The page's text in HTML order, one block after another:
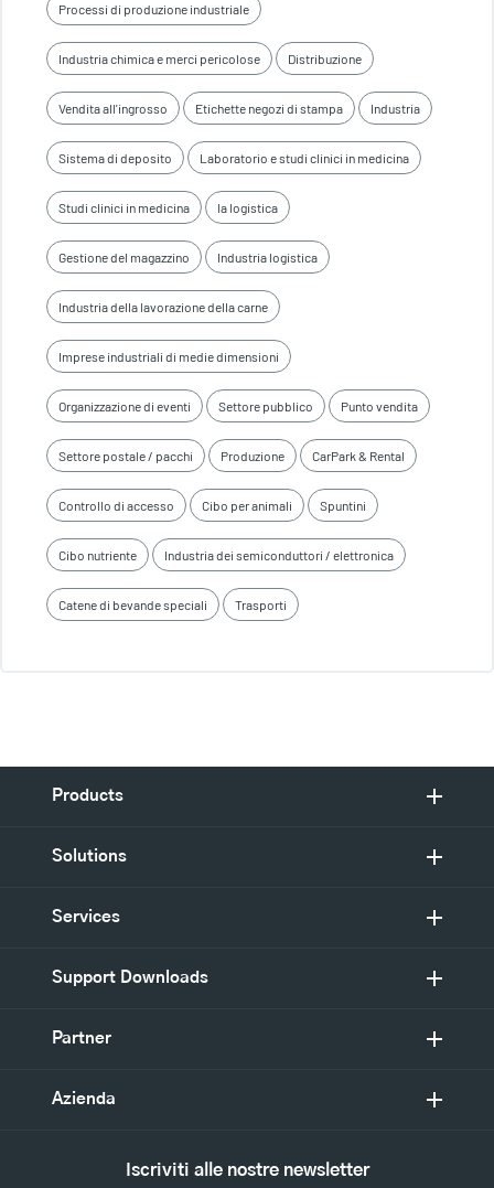
Processi di produzione industriale
Industria chimica e merci pericolose Distribuzione
Vendita all'ingrosso Etichette negozi di stampa Industria
Sistema di deposito Laboratorio e studi clinici in medicina
Studi clinici in medicina la logistica
Gestione del magazzino Industria logistica
Industria della lavorazione della carne
Imprese industriali di medie dimensioni
Organizzazione di eventi Settore pubblico Punto vendita
Settore postale / pacchi Produzione CarPark & Rental
Controllo di accesso Cibo per animali Spuntini
Cibo nutriente Industria dei semiconduttori / elettronica
Catene di bevande speciali Trasporti
Products
Solutions
Services
Support Downloads
Partner
Azienda
Iscriviti alle nostre newsletter